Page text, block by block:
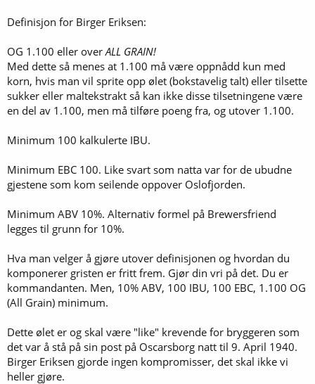
Definisjon for Birger Eriksen:
OG 1.100 eller over ALL GRAIN!
Med dette så menes at 1.100 må være oppnådd kun med
korn, hvis man vil sprite opp ølet (bokstavelig talt) eller tilsette
sukker eller maltekstrakt så kan ikke disse tilsetningene være
en del av 1.100, men må tilføre poeng fra, og utover 1.100.
Minimum 100 kalkulerte IBU.
Minimum EBC 100. Like svart som natta var for de ubudne
gjestene som kom seilende oppover Oslofjorden.
Minimum ABV 10%. Alternativ formel på Brewersfriend
legges til grunn for 10%.
Hva man velger å gjøre utover definisjonen og hvordan du
komponerer gristen er fritt frem. Gjør din vri på det. Du er
kommandanten. Men, 10% ABV, 100 IBU, 100 EBC, 1.100 OG
(All Grain) minimum.
Dette ølet er og skal være "like" krevende for bryggeren som
det var å stå på sin post på Oscarsborg natt til 9. April 1940.
Birger Eriksen gjorde ingen kompromisser, det skal ikke vi
heller gjøre.